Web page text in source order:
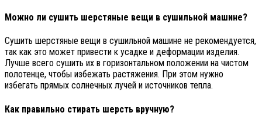
Можно ли сушить шерстяные вещи в сушильной машине?
Сушить шерстяные вещи в сушильной машине не рекомендуется,
так как это может привести к усадке и деформации изделия.
Лучше всего сушить их в горизонтальном положении на чистом
полотенце, чтобы избежать растяжения. При этом нужно
избегать прямых солнечных лучей и источников тепла.
Как правильно стирать шерсть вручную?